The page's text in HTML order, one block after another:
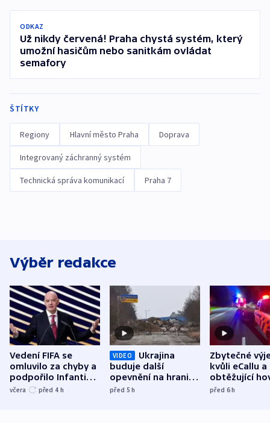
ODKAZ
Už nikdy červená! Praha chystá systém, který
umožní hasičům nebo sanitkám ovládat
semafory
ŠTÍTKY
Regiony Hlavní město Praha Doprava
Integrovaný záchranný systém
Technická správa komunikací Praha 7
Výběr redakce
Vedení FIFA se
omluvilo za chyby a
podpořilo Infantina.
UEFA trvá na
včera před 4 h
VIDEO
Ukrajina
buduje další
opevnění na hranici
s Běloruskem
před 5h
Zbytečné
kvůli eCallu a
obtěžující
zdržují
před 6h